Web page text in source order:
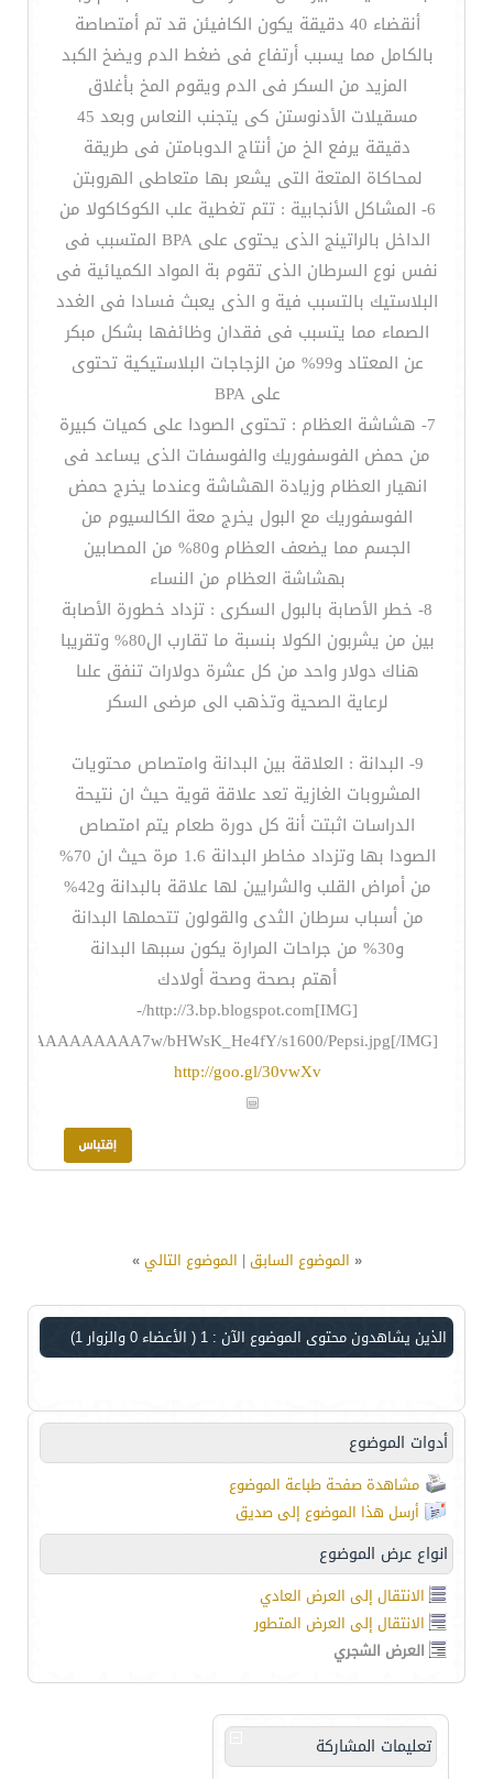
أنقضاء 40 دقيقة يكون الكافيئن قد تم أمتصاصة
بالكامل مما يسبب أرتفاع فى ضغط الدم ويضخ الكبد
المزيد من السكر فى الدم ويقوم المخ بأغلاق
مسقيلات الأدنوستن كى يتجنب النعاس وبعد 45
دقيقة يرفع الخ من أنتاج الدوبامتن فى طريقة
لمحاكاة المتعة التى يشعر بها متعاطى الهروبتن
6- المشاكل الأنجابية : تتم تغطية علب الكوكاكولا من
الداخل بالراتينج الذى يحتوى على BPA المتسبب فى
نفس نوع السرطان الذى تقوم بة المواد الكميائية فى
البلاستيك بالتسبب فية و الذى يعبث فسادا فى الغدد
الصماء مما يتسبب فى فقدان وظائفها بشكل مبكر
عن المعتاد و99% من الزجاجات البلاستيكية تحتوى
على BPA
7- هشاشة العظام : تحتوى الصودا على كميات كبيرة
من حمض الفوسفوريك والفوسفات الذى يساعد فى
انهيار العظام وزيادة الهشاشة وعندما يخرج حمض
الفوسفوريك مع البول يخرج معة الكالسيوم من
الجسم مما يضعف العظام و80% من المصابين
بهشاشة العظام من النساء
8- خطر الأصابة بالبول السكرى : تزداد خطورة الأصابة
بين من يشربون الكولا بنسبة ما تقارب ال80% وتقريبا
هناك دولار واحد من كل عشرة دولارات تنفق علىا
لرعاية الصحية وتذهب الى مرضى السكر
9- البدانة : العلاقة بين البدانة وامتصاص محتويات
المشروبات الغازية تعد علاقة قوية حيث ان نتيحة
الدراسات اثبتت أنة كل دورة طعام يتم امتصاص
الصودا بها وتزداد مخاطر البدانة 1.6 مرة حيث ان 70%
من أمراض القلب والشرايين لها علاقة بالبدانة و42%
من أسباب سرطان الثدى والقولون تتحملها البدانة
و30% من جراحات المرارة يكون سببها البدانة
أهتم بصحة وصحة أولادك
[IMG]http://3.bp.blogspot.com/-
AAAAAAAAA7w/bHWsK_He4fY/s1600/Pepsi.jpg[/IMG]
http://goo.gl/30vwXv
« الموضوع السابق| الموضوع التالي»
الذين يشاهدون محتوى الموضوع الآن : 1 ( الأعضاء 0 والزوار 1)
أدوات الموضوع
مشاهدة صفحة طباعة الموضوع
أرسل هذا الموضوع إلى صديق
انواع عرض الموضوع
الانتقال إلى العرض العادي
الانتقال إلى العرض المتطور
العرض الشجري
تعليمات المشاركة